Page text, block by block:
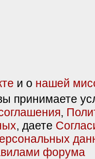
и о нашей
принимаете
,
, даете
форума